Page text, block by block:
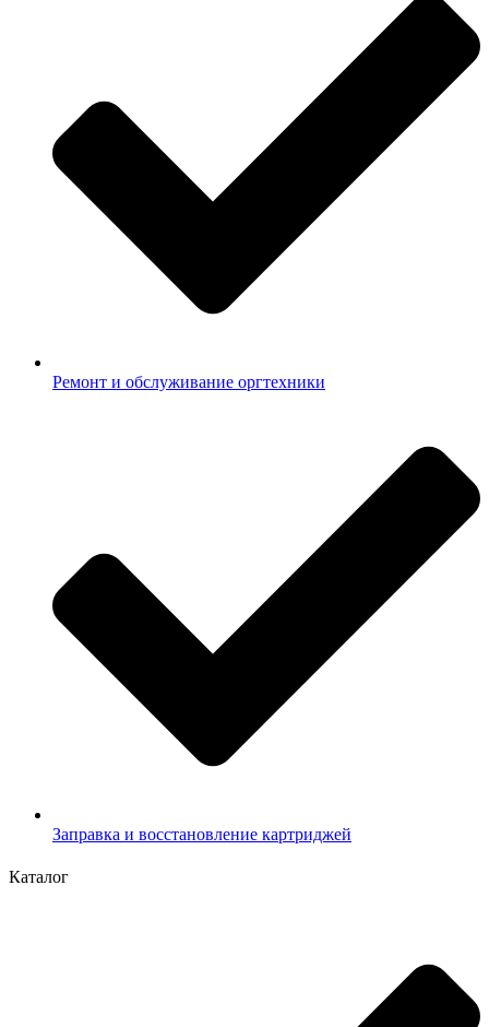
Ремонт и обслуживание оргтехники
Заправка и восстановление картриджей
Каталог